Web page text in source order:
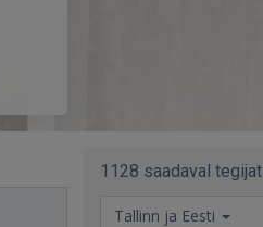
1128 saadaval tegijat
Tallinn ja Eesti